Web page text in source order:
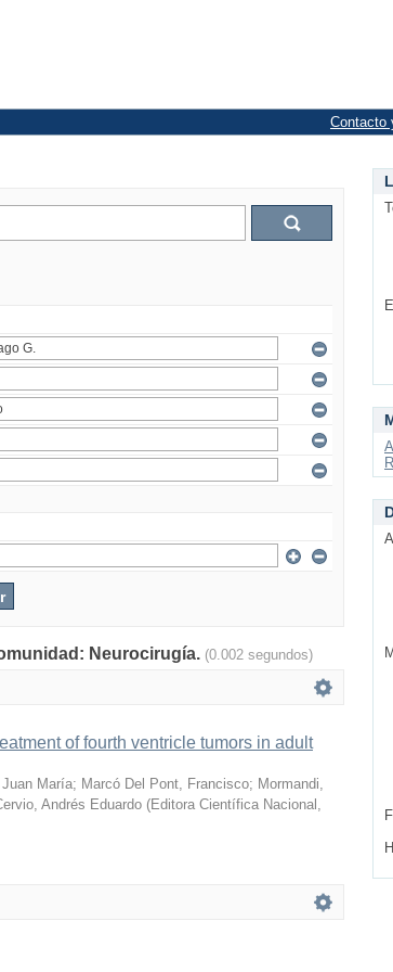
Contacto
Neurocirugía. (0.002 segundos)
of fourth ventricle tumors in adult
María; Marcó Del Pont, Francisco; Mormandi,
Andrés Eduardo (Editora Científica Nacional ,